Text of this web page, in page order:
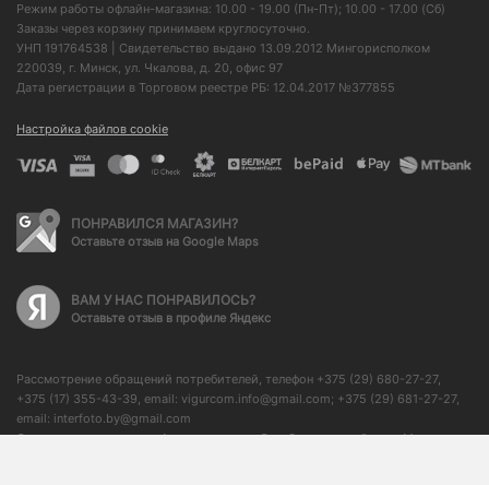
Режим работы офлайн-магазина: 10.00 - 19.00 (Пн-Пт); 10.00 - 17.00 (Сб)
Заказы через корзину принимаем круглосуточно.
УНП 191764538 | Свидетельство выдано 13.09.2012 Мингорисполком
220039, г. Минск, ул. Чкалова, д. 20, офис 97
Дата регистрации в Торговом реестре РБ: 12.04.2017 №377855
Настройка файлов cookie
ПОНРАВИЛСЯ МАГАЗИН?
Оставьте отзыв на Google Maps
ВАМ У НАС ПОНРАВИЛОСЬ?
Оставьте отзыв в профиле Яндекс
Рассмотрение обращений потребителей, телефон +375 (29) 680-27-27,
+375 (17) 355-43-39, email: vigurcom.info@gmail.com; +375 (29) 681-27-27,
email: interfoto.by@gmail.com
Отдел торговли и услуг Администрации Октябрьского района г. Минска: +